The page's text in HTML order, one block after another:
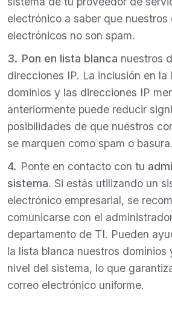
electrónico a saber que nuestros
electrónicos no son spam.
Pon en lista blanca nuestros
direcciones IP. La inclusión en la
dominios y las direcciones IP
anteriormente puede reducir
posibilidades de que nuestros
se marquen como spam o basura.
Ponte en contacto con tu
sistema. Si estás utilizando un
electrónico empresarial, se
comunicarse con el
departamento de TI. Pueden
la lista blanca nuestros dominios
nivel del sistema, lo que
correo electrónico uniforme.